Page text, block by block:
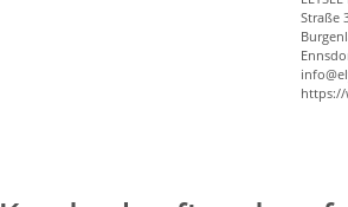
Straße
https://